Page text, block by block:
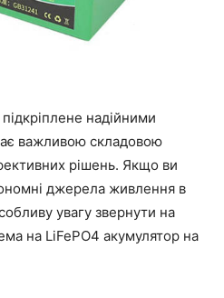
надійними
важливою складовою
рішень. Якщо ви
джерела живлення в
увагу звернути на
на LiFePO4 акумулятор на